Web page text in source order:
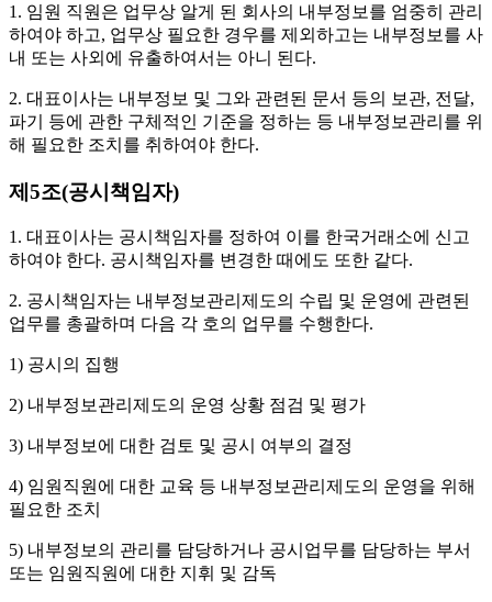
1. 임원 직원은 업무상 알게 된 회사의 내부정보를 엄중히 관리
하여야 하고, 업무상 필요한 경우를 제외하고는 내부정보를 사
내 또는 사외에 유출하여서는 아니 된다.
2. 대표이사는 내부정보 및 그와 관련된 문서 등의 보관, 전달,
파기 등에 관한 구체적인 기준을 정하는 등 내부정보관리를 위
해 필요한 조치를 취하여야 한다.
제5조(공시책임자)
1. 대표이사는 공시책임자를 정하여 이를 한국거래소에 신고
하여야 한다. 공시책임자를 변경한 때에도 또한 같다.
2. 공시책임자는 내부정보관리제도의 수립 및 운영에 관련된
업무를 총괄하며 다음 각 호의 업무를 수행한다.
1) 공시의 집행
2) 내부정보관리제도의 운영 상황 점검 및 평가
3) 내부정보에 대한 검토 및 공시 여부의 결정
4) 임원직원에 대한 교육 등 내부정보관리제도의 운영을 위해
필요한 조치
5) 내부정보의 관리를 담당하거나 공시업무를 담당하는 부서
또는 임원직원에 대한 지휘 및 감독